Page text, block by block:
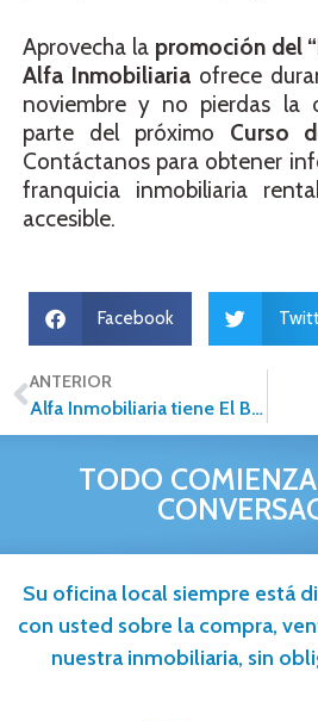
Aprovecha la promoción del
Alfa Inmobiliaria ofrece
noviembre y no pierdas la
parte del próximo Curso
Contáctanos para obtener
franquicia inmobiliaria
accesible.
Facebook
ANTERIOR
Alfa Inmobiliaria tiene El Buen Mes durante todo el mes de noviembre
TODO
Su oficina local siempre está
con usted sobre la compra,
nuestra inmobiliaria, sin